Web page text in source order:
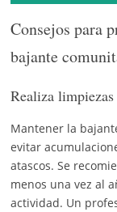
Consejos para
bajante
Realiza
Mantener la
evitar
atascos. Se
menos una vez al
actividad. Un